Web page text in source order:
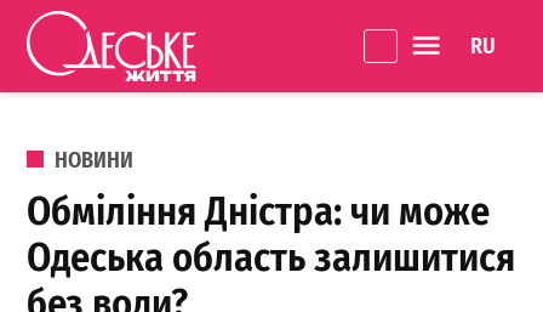
Перейти до вмісту
Життя
ОПУБЛІКОВАНО В
НОВИНИ
Обміління Дністра: чи може
Одеська область залишитися